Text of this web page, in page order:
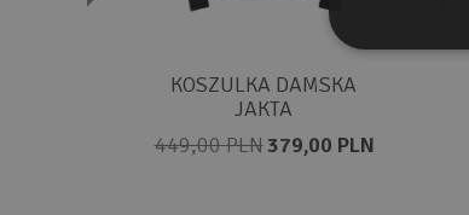
KOSZULKA DAMSKA
JAKTA
449,00 PLN379,00 PLN